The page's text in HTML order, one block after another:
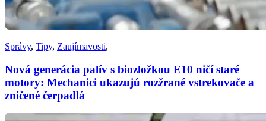
Správy, Tipy, Zaujímavosti,
Nová generácia palív s biozložkou E10 ničí staré
motory: Mechanici ukazujú rozžrané vstrekovače a
zničené čerpadlá